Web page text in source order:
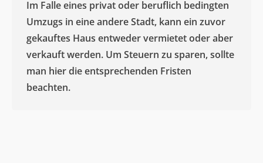
Im Falle eines privat oder beruflich bedingten
Umzugs in eine andere Stadt, kann ein zuvor
gekauftes Haus entweder vermietet oder aber
verkauft werden. Um Steuern zu sparen, sollte
man hier die entsprechenden Fristen
beachten.